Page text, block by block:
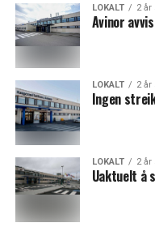
LOKALT 2 år
Avinor
LOKALT 2 år
Ingen
LOKALT 2 år
Uaktuelt å